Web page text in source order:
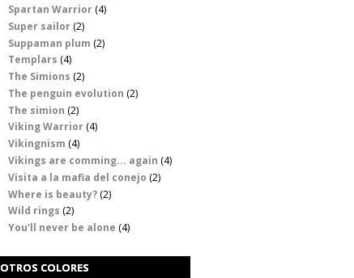
Spartan Warrior (4)
Super sailor (2)
Suppaman plum (2)
Templars (4)
The Simions (2)
The penguin evolution (2)
The simion (2)
Viking Warrior (4)
Vikingnism (4)
Vikings are comming... again (4)
Visita a la mafia del conejo (2)
Where is beauty? (2)
Wild rings (2)
You'll never be alone (4)
OTROS COLORES